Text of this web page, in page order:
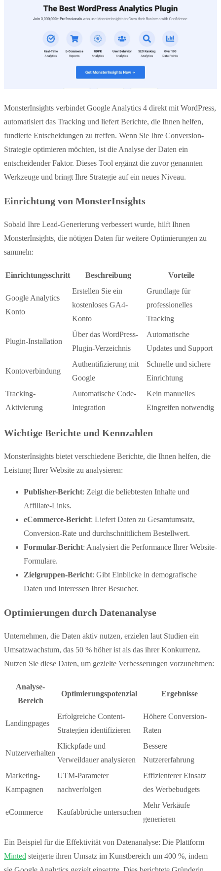
MonsterInsights verbindet Google Analytics 4 direkt mit WordPress,
automatisiert das Tracking und liefert Berichte, die Ihnen helfen,
fundierte Entscheidungen zu treffen. Wenn Sie Ihre Conversion-
Strategie optimieren möchten, ist die Analyse der Daten ein
entscheidender Faktor. Dieses Tool ergänzt die zuvor genannten
Werkzeuge und bringt Ihre Strategie auf ein neues Niveau.
Einrichtung von MonsterInsights
Sobald Ihre Lead-Generierung verbessert wurde, hilft Ihnen
MonsterInsights, die nötigen Daten für weitere Optimierungen zu
sammeln:
Einrichtungsschritt Beschreibung Vorteile
Google Analytics
Konto
Erstellen Sie ein
kostenloses GA4-
Konto
Grundlage für
professionelles
Tracking
Plugin-Installation
Über das WordPress-
Plugin-Verzeichnis
Automatische
Updates und Support
Kontoverbindung
Authentifizierung mit
Google
Schnelle und sichere
Einrichtung
Tracking-
Aktivierung
Automatische Code-
Integration
Kein manuelles
Eingreifen notwendig
Wichtige Berichte und Kennzahlen
MonsterInsights bietet verschiedene Berichte, die Ihnen helfen, die
Leistung Ihrer Website zu analysieren:
Publisher-Bericht: Zeigt die beliebtesten Inhalte und
Affiliate-Links.
eCommerce-Bericht: Liefert Daten zu Gesamtumsatz,
Conversion-Rate und durchschnittlichem Bestellwert.
Formular-Bericht: Analysiert die Performance Ihrer Website-
Formulare.
Zielgruppen-Bericht: Gibt Einblicke in demografische
Daten und Interessen Ihrer Besucher.
Optimierungen durch Datenanalyse
Unternehmen, die Daten aktiv nutzen, erzielen laut Studien ein
Umsatzwachstum, das 50 % höher ist als das ihrer Konkurrenz.
Nutzen Sie diese Daten, um gezielte Verbesserungen vorzunehmen:
Analyse-
Bereich
Optimierungspotenzial Ergebnisse
Landingpages
Erfolgreiche Content-
Strategien identifizieren
Höhere Conversion-
Raten
Nutzerverhalten
Klickpfade und
Verweildauer analysieren
Bessere
Nutzererfahrung
Marketing-
Kampagnen
UTM-Parameter
nachverfolgen
Effizienterer Einsatz
des Werbebudgets
eCommerce Kaufabbrüche untersuchen
Mehr Verkäufe
generieren
Ein Beispiel für die Effektivität von Datenanalyse: Die Plattform
Minted steigerte ihren Umsatz im Kunstbereich um 400 %, indem